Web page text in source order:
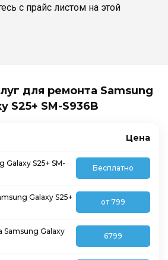
с прайс листом на этой
для ремонта Samsung
S25+ SM-S936B
Цена
Galaxy S25+ SM-
Бесплатно
Galaxy S25+
от 799
Samsung Galaxy
6799